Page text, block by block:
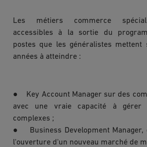
Les métiers commerce
accessibles à la sortie du
postes que les généralistes mettent
années à atteindre :
● Key Account Manager sur des
avec une vraie capacité à gérer
complexes ;
● Business Development Manager,
l'ouverture d'un nouveau marché de